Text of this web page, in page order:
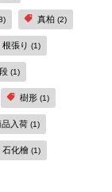
真柏(2)
根張り(1)
(1)
樹形(1)
品入荷(1)
石化檜(1)